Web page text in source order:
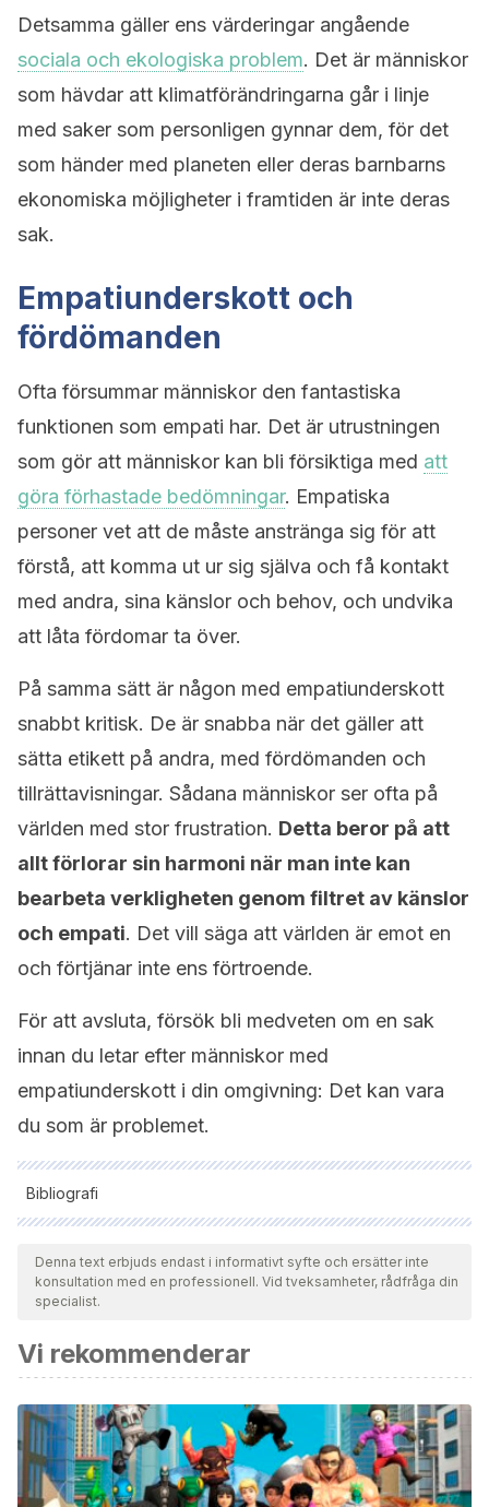
Detsamma gäller ens värderingar angående
sociala och ekologiska problem. Det är människor
som hävdar att klimatförändringarna går i linje
med saker som personligen gynnar dem, för det
som händer med planeten eller deras barnbarns
ekonomiska möjligheter i framtiden är inte deras
sak.
Empatiunderskott och
fördömanden
Ofta försummar människor den fantastiska
funktionen som empati har. Det är utrustningen
som gör att människor kan bli försiktiga med att
göra förhastade bedömningar. Empatiska
personer vet att de måste anstränga sig för att
förstå, att komma ut ur sig själva och få kontakt
med andra, sina känslor och behov, och undvika
att låta fördomar ta över.
På samma sätt är någon med empatiunderskott
snabbt kritisk. De är snabba när det gäller att
sätta etikett på andra, med fördömanden och
tillrättavisningar. Sådana människor ser ofta på
världen med stor frustration. Detta beror på att
allt förlorar sin harmoni när man inte kan
bearbeta verkligheten genom filtret av känslor
och empati. Det vill säga att världen är emot en
och förtjänar inte ens förtroende.
För att avsluta, försök bli medveten om en sak
innan du letar efter människor med
empatiunderskott i din omgivning: Det kan vara
du som är problemet.
Bibliografi
Samtliga citerade källor har granskats noggrant av vårt team
för att säkerställa deras kvalitet, tillförlitlighet, aktualitet och
giltighet. Bibliografin för denna artikel ansågs vara tillförlitlig
Milone, A., Cerniglia, L., Cristofani, C., Inguaggiato, E.,
Levantini, V., Masi, G., … Muratori, P. (2019). Empathy in
youths with conduct disorder and callous-unemotional
traits.Neural Plasticity,2019.
https://doi.org/10.1155/2019/9638973
Denna text erbjuds endast i informativt syfte och ersätter inte
konsultation med en professionell. Vid tveksamheter, rådfråga din
specialist.
Vi rekommenderar